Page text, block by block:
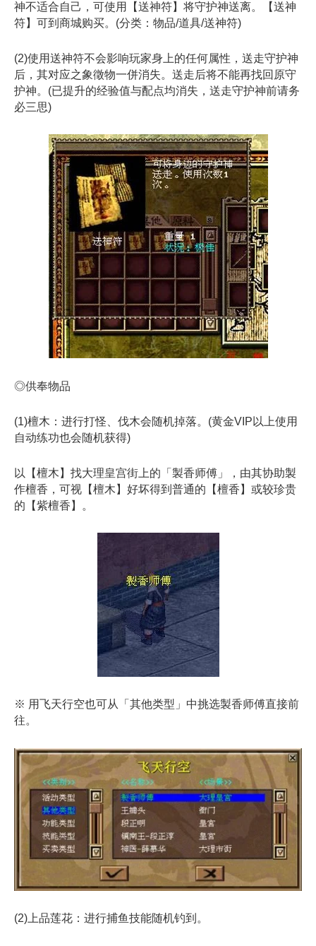
神不适合自己，可使用【送神符】将守护神送离。【送神
符】可到商城购买。(分类：物品/道具/送神符)
(2)使用送神符不会影响玩家身上的任何属性，送走守护神
后，其对应之象徵物一併消失。送走后将不能再找回原守
护神。(已提升的经验值与配点均消失，送走守护神前请务
必三思)
◎供奉物品
(1)檀木：进行打怪、伐木会随机掉落。(黄金VIP以上使用
自动练功也会随机获得)
以【檀木】找大理皇宫街上的「製香师傅」，由其协助製
作檀香，可视【檀木】好坏得到普通的【檀香】或较珍贵
的【紫檀香】。
※ 用飞天行空也可从「其他类型」中挑选製香师傅直接前
往。
(2)上品莲花：进行捕鱼技能随机钓到。